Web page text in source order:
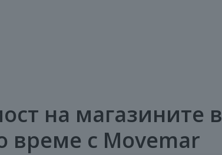
на магазините в
време с Movemar